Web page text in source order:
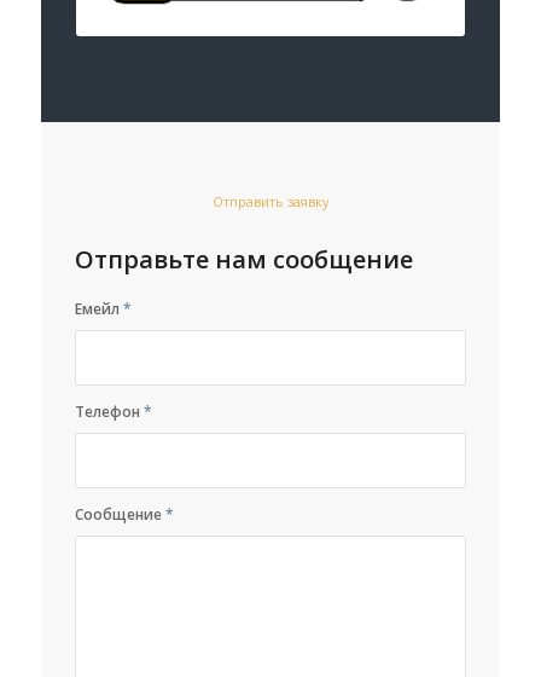
Отправить заявку
Отправьте нам сообщение
Емейл*
Телефон*
Сообщение*